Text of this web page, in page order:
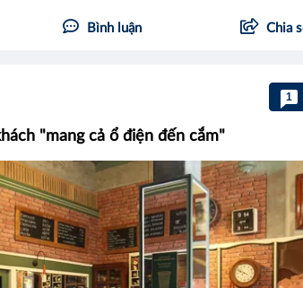
Bình luận Chia
1
"mang cả ổ điện đến cắm"